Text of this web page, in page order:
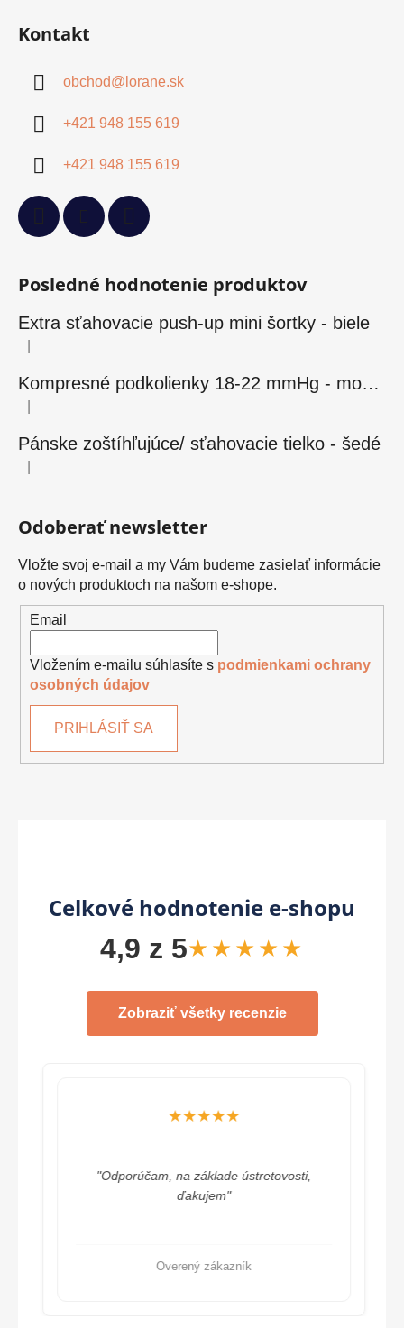
Kontakt
obchod@ lorane.sk
+421 948 155 619
+421 948 155 619
Posledné hodnotenie produktov
Extra sťahovacie push-up mini šortky - biele
Hodnotenie produktu je 5 z 5 hviezdičiek.
Kompresné podkolienky 18-22 mmHg - modré
Hodnotenie produktu je 5 z 5 hviezdičiek.
Pánske zoštíhľujúce/ sťahovacie tielko - šedé
Hodnotenie produktu je 5 z 5 hviezdičiek.
Odoberať newsletter
Vložte svoj e-mail a my Vám budeme zasielať informácie
o nových produktoch na našom e-shope.
Email
Vložením e-mailu súhlasíte s podmienkami ochrany
osobných údajov
PRIHLÁSIŤ SA
Celkové hodnotenie e-shopu
4,9 z 5★★★★★
Zobraziť všetky recenzie
★★★★★
"Odporúčam, na základe ústretovosti,
ďakujem"
Overený zákazník